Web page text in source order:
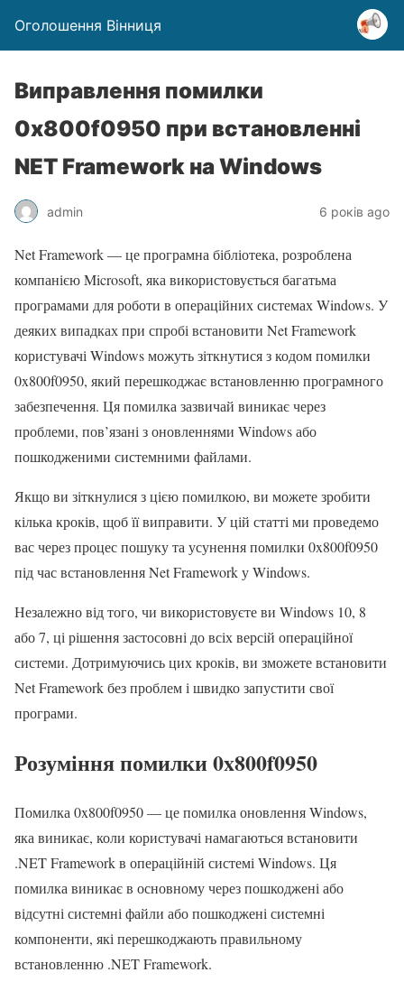
Оголошення Вінниця
Виправлення помилки
0x800f0950 при встановленні
NET Framework на Windows
admin 6 років ago
Net Framework — це програмна бібліотека, розроблена
компанією Microsoft, яка використовується багатьма
програмами для роботи в операційних системах Windows. У
деяких випадках при спробі встановити Net Framework
користувачі Windows можуть зіткнутися з кодом помилки
0x800f0950, який перешкоджає встановленню програмного
забезпечення. Ця помилка зазвичай виникає через
проблеми, пов’язані з оновленнями Windows або
пошкодженими системними файлами.
Якщо ви зіткнулися з цією помилкою, ви можете зробити
кілька кроків, щоб її виправити. У цій статті ми проведемо
вас через процес пошуку та усунення помилки 0x800f0950
під час встановлення Net Framework у Windows.
Незалежно від того, чи використовуєте ви Windows 10, 8
або 7, ці рішення застосовні до всіх версій операційної
системи. Дотримуючись цих кроків, ви зможете встановити
Net Framework без проблем і швидко запустити свої
програми.
Розуміння помилки 0x800f0950
Помилка 0x800f0950 — це помилка оновлення Windows,
яка виникає, коли користувачі намагаються встановити
.NET Framework в операційній системі Windows. Ця
помилка виникає в основному через пошкоджені або
відсутні системні файли або пошкоджені системні
компоненти, які перешкоджають правильному
встановленню .NET Framework.